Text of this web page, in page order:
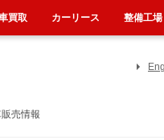
売情報
買取 カーリース 整備工場